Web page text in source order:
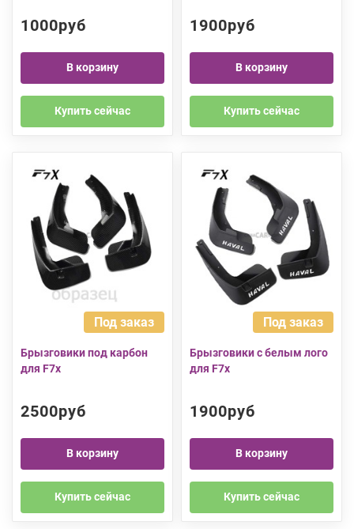
1000руб
В корзину
Купить сейчас
1900руб
В корзину
Купить сейчас
Под заказ
Брызговики под карбон
для F7x
2500руб
В корзину
Купить сейчас
Под заказ
Брызговики с белым лого
для F7x
1900руб
В корзину
Купить сейчас